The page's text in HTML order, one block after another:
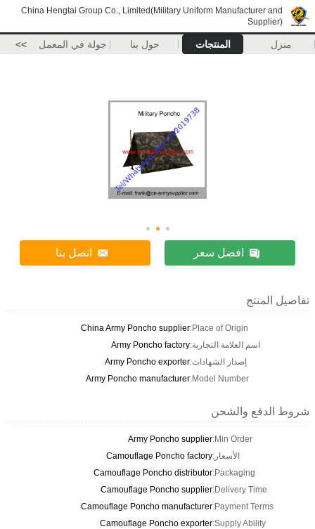
China Hengtai Group Co., Limited(Military Uniform Manufacturer and
Supplier)
منزل المنتجات حول بنا جولة في المعمل >>
افضل سعر اتصل بنا
تفاصيل المنتج
Place of Origin:
China Army Poncho supplier
اسم العلامة التجارية:Army Poncho factory
إصدار الشهادات:Army Poncho exporter
Model Number:
Army Poncho manufacturer
شروط الدفع والشحن
Min Order:
Army Poncho supplier
الأسعار:Camouflage Poncho factory
Packaging:
Camouflage Poncho distributor
Delivery Time:
Camouflage Poncho supplier
Payment Terms:
Camouflage Poncho manufacturer
Supply Ability:
Camouflage Poncho exporter